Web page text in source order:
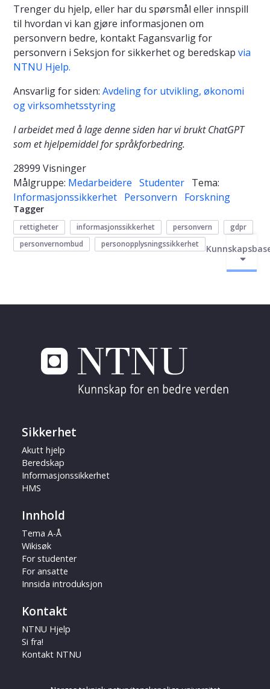
Trenger du hjelp, eller har du spørsmål eller innspill
til hvordan vi kan gjøre informasjonen om
personvern bedre, kontakt Fagansvarlig for
personvern i Seksjon for sikkerhet og beredskap via
NTNU Hjelp.
Ansvarlig for siden: Avdeling for utvikling, økonomi
og virksomhetsstyring
I arbeidet med å lage denne siden har vi brukt ChatGPT
som et hjelpemiddel for språkforbedring.
28999 Visninger
Målgruppe: Medarbeidere Studenter Tema:
Informasjonssikkerhet Personvern Forskning
Tagger
rettigheter informasjonssikkerhet personvern
gdpr
personvernombud
personopplysningssikkerhet
Sikkerhet
Akutt hjelp
Beredskap
Informasjonssikkerhet
HMS
Innhold
Tema A-Å
Wikisøk
For studenter
For ansatte
Innsida introduksjon
Kontakt
NTNU Hjelp
Si fra!
Kontakt NTNU